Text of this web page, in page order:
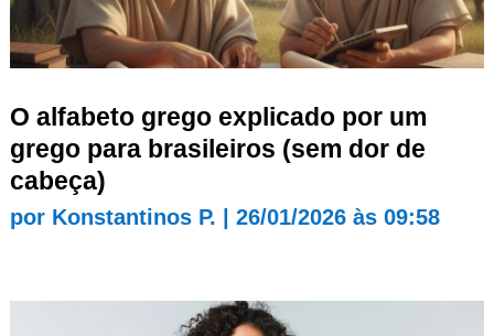
O alfabeto grego explicado por um
grego para brasileiros (sem dor de
cabeça)
por Konstantinos P. 26/01/2026 às 09:58